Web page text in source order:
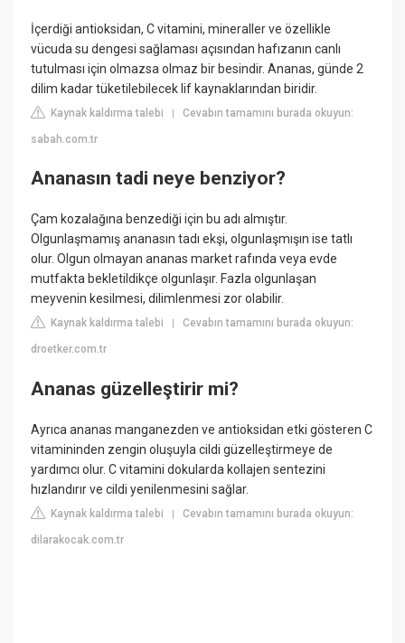
İçerdiği antioksidan, C vitamini, mineraller ve özellikle
vücuda su dengesi sağlaması açısından hafızanın canlı
tutulması için olmazsa olmaz bir besindir. Ananas, günde 2
dilim kadar tüketilebilecek lif kaynaklarından biridir.
Kaynak kaldırma talebi |Cevabın tamamını burada okuyun:
sabah.com.tr
Ananasın tadi neye benziyor?
Çam kozalağına benzediği için bu adı almıştır.
Olgunlaşmamış ananasın tadı ekşi, olgunlaşmışın ise tatlı
olur. Olgun olmayan ananas market rafında veya evde
mutfakta bekletildikçe olgunlaşır. Fazla olgunlaşan
meyvenin kesilmesi, dilimlenmesi zor olabilir.
Kaynak kaldırma talebi |Cevabın tamamını burada okuyun:
droetker.com.tr
Ananas güzelleştirir mi?
Ayrıca ananas manganezden ve antioksidan etki gösteren C
vitamininden zengin oluşuyla cildi güzelleştirmeye de
yardımcı olur. C vitamini dokularda kollajen sentezini
hızlandırır ve cildi yenilenmesini sağlar.
Kaynak kaldırma talebi |Cevabın tamamını burada okuyun:
dilarakocak.com.tr